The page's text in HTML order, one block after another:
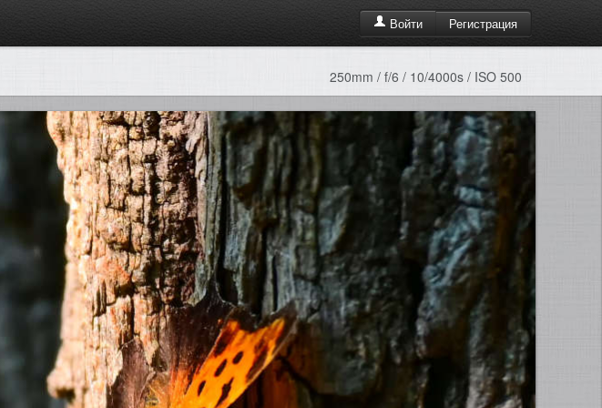
Войти Регистрация
250mm / f/6 / 10/4000s / ISO 500